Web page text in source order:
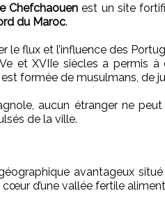
Chefchaouen est un site
du Maroc.
flux et l’influence des
et XVIIe siècles a permis à
formée de musulmans, de
aucun étranger ne
de la ville.
avantageux
cœur d’une vallée fertile